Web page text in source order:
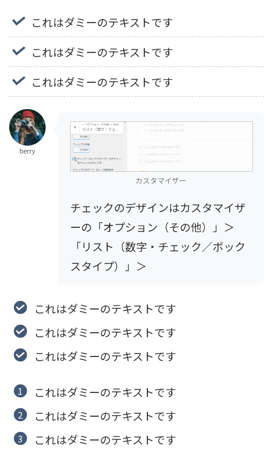
これはダミーのテキストです
これはダミーのテキストです
これはダミーのテキストです
berry
カスタマイザー
チェックのデザインはカスタマイザ
ーの「オプション（その他）」＞
「リスト（数字・チェック／ボック
スタイプ）」＞
にする”で変更できます。
これはダミーのテキストです
これはダミーのテキストです
これはダミーのテキストです